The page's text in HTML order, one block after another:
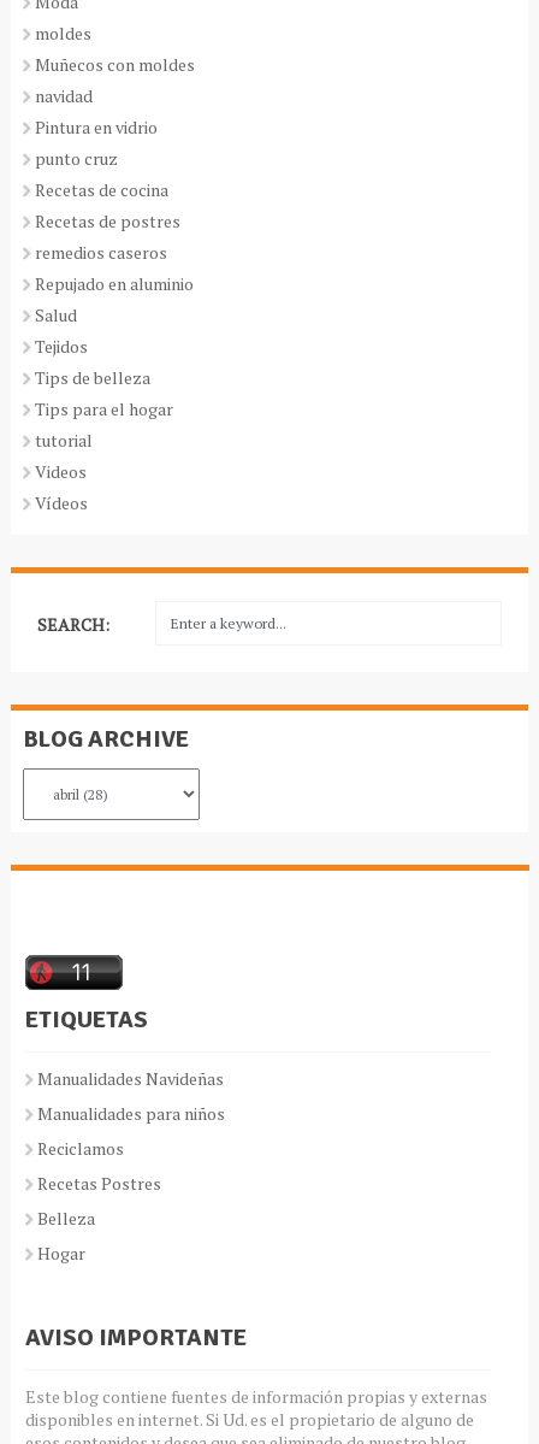
moldes
Muñecos con moldes
navidad
Pintura en vidrio
punto cruz
Recetas de cocina
Recetas de postres
remedios caseros
Repujado en aluminio
Salud
Tejidos
Tips de belleza
Tips para el hogar
tutorial
Videos
Vídeos
SEARCH:
BLOG ARCHIVE
ETIQUETAS
Manualidades Navideñas
Manualidades para niños
Reciclamos
Recetas Postres
Belleza
Hogar
AVISO IMPORTANTE
Este blog contiene fuentes de información propias y externas
disponibles en internet. Si Ud. es el propietario de alguno de